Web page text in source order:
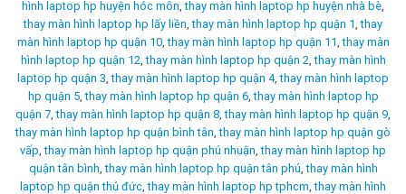
hình laptop hp huyện hóc môn ,thay màn hình laptop hp huyện nhà bè
thay màn hình laptop hp lấy liền ,thay màn hình laptop hp quận 1 ,thay
màn hình laptop hp quận 10,thay màn hình laptop hp quận 11 ,thay màn
hình laptop hp quận 12 ,thay màn hình laptop hp quận 2 ,thay màn hình
laptop hp quận 3 ,thay màn hình laptop hp quận 4,thay màn hình laptop
hp quận 5,thay màn hình laptop hp quận 6,thay màn hình laptop hp
quận 7 ,thay màn hình laptop hp quận 8 ,thay màn hình laptop hp quận 9
thay màn hình laptop hp quận bình tân ,thay màn hình laptop hp quận gò
vấp ,thay màn hình laptop hp quận phú nhuận ,thay màn hình laptop hp
quận tân bình ,thay màn hình laptop hp quận tân phú ,thay màn hình
laptop hp quận thủ đức ,thay màn hình laptop hp tphcm ,thay màn hình